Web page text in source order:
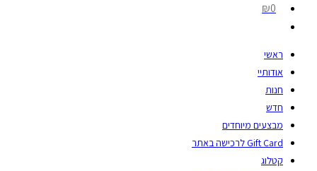
₪0
ראשי
אודותיי
חנות
חדש
מבצעים מיוחדים
Gift Card לרכישה באתר
קטלוג